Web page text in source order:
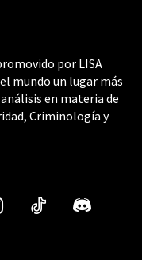
por LISA
mundo un lugar más
en materia de
Criminología y